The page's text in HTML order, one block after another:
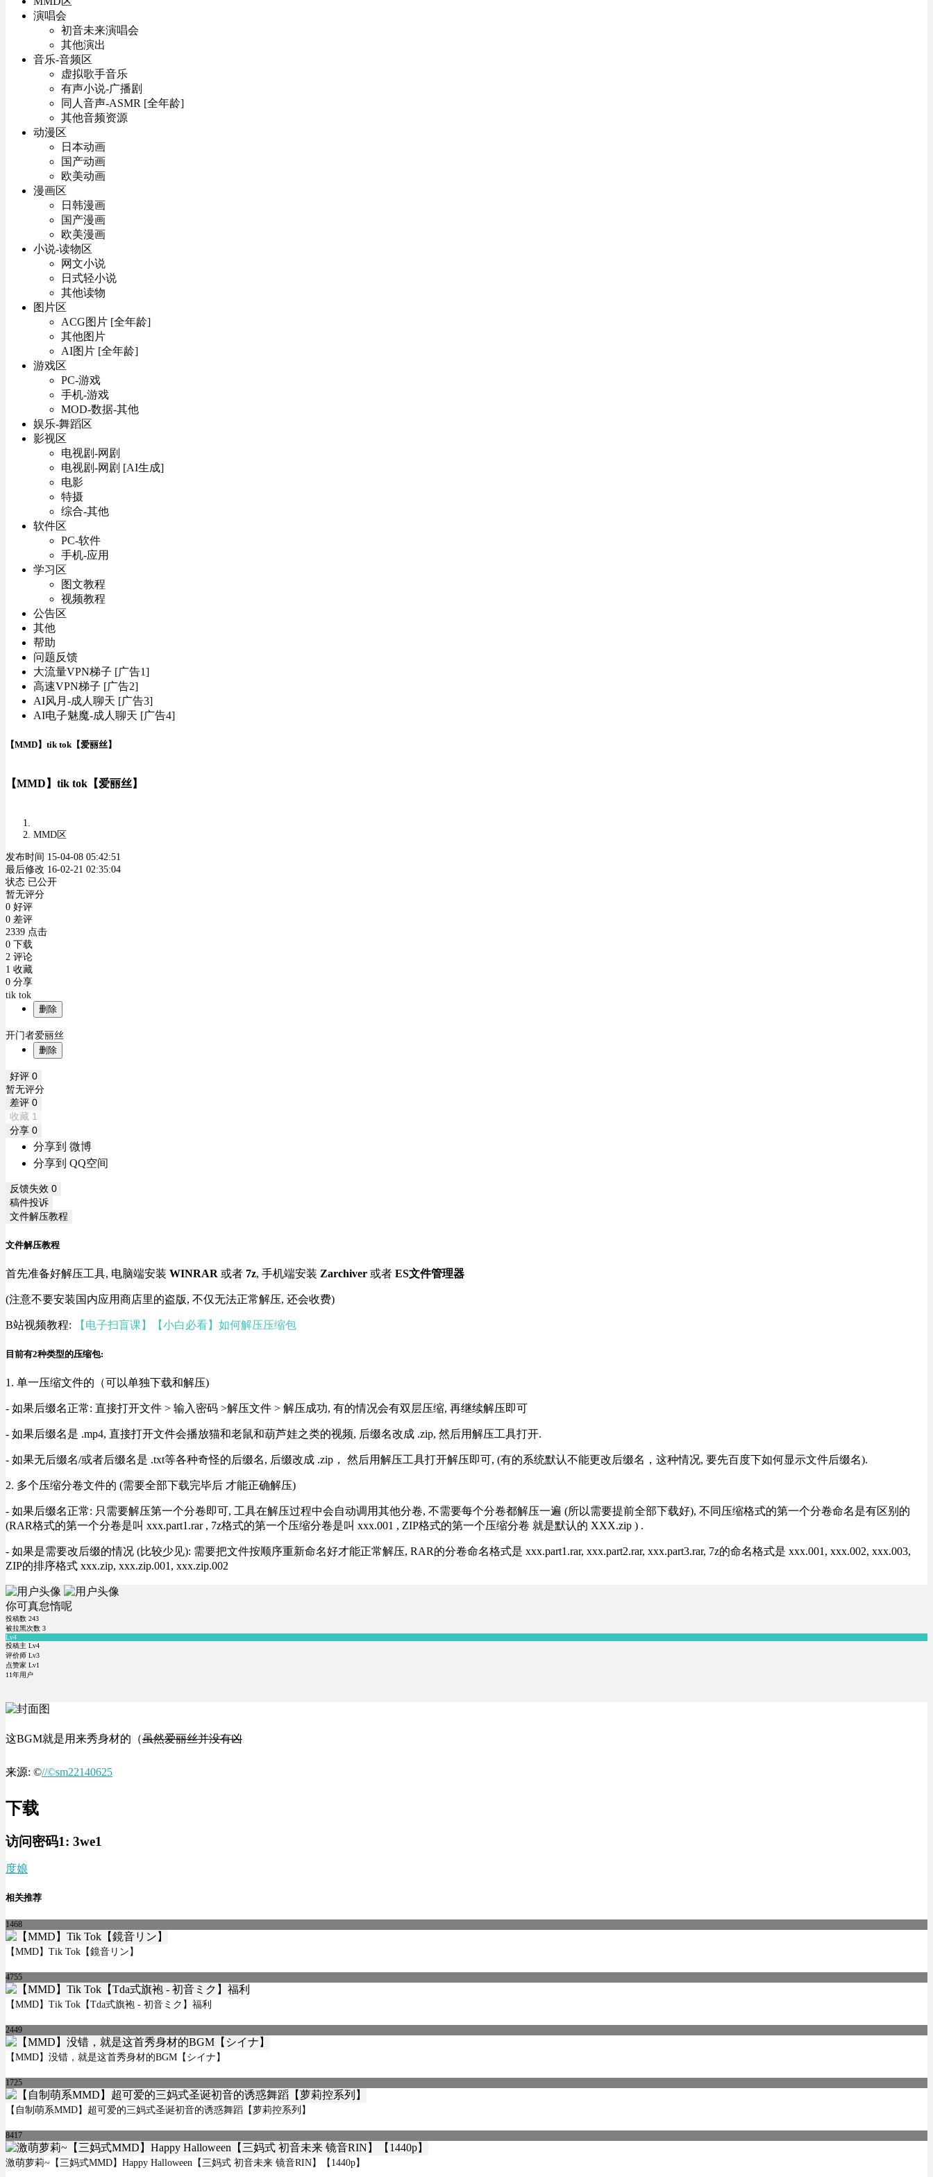
演唱会
初音未来演唱会
其他演出
音乐-音频区
虚拟歌手音乐
有声小说-广播剧
同人音声-ASMR [全年龄]
其他音频资源
动漫区
日本动画
国产动画
欧美动画
漫画区
日韩漫画
国产漫画
欧美漫画
小说-读物区
网文小说
日式轻小说
其他读物
图片区
ACG图片 [全年龄]
其他图片
AI图片 [全年龄]
游戏区
PC-游戏
手机-游戏
MOD-数据-其他
娱乐-舞蹈区
影视区
电视剧-网剧
电视剧-网剧 [AI生成]
电影
特摄
综合-其他
软件区
PC-软件
手机-应用
学习区
图文教程
视频教程
公告区
其他
帮助
问题反馈
大流量VPN梯子 [广告1]
高速VPN梯子 [广告2]
AI风月-成人聊天 [广告3]
AI电子魅魔-成人聊天 [广告4]
【MMD】tik tok【爱丽丝】
【MMD】tik tok【爱丽丝】
MMD区
发布时间 15-04-08 05:42:51
最后修改 16-02-21 02:35:04
状态 已公开
暂无评分
0 好评
0 差评
2339 点击
0 下载
2 评论
1 收藏
0 分享
tik tok
删除
开门者爱丽丝
删除
好评 0
暂无评分
差评 0
收藏 1
分享 0
分享到 微博
分享到 QQ空间
反馈失效 0
稿件投诉
文件解压教程
文件解压教程
首先准备好解压工具, 电脑端安装 WINRAR 或者 7z, 手机端安装 Zarchiver 或者 ES文件管理器
(注意不要安装国内应用商店里的盗版, 不仅无法正常解压, 还会收费)
B站视频教程: 【电子扫盲课】【小白必看】如何解压压缩包
目前有2种类型的压缩包:
1. 单一压缩文件的（可以单独下载和解压)
- 如果后缀名正常: 直接打开文件 > 输入密码 >解压文件 > 解压成功, 有的情况会有双层压缩, 再继续解压即可
- 如果后缀名是 .mp4, 直接打开文件会播放猫和老鼠和葫芦娃之类的视频, 后缀名改成 .zip, 然后用解压工具打开.
- 如果无后缀名/或者后缀名是 .txt等各种奇怪的后缀名, 后缀改成 .zip， 然后用解压工具打开解压即可, (有的系统默认不能更改后缀名，这种情况, 要先百度下如何显示文件后缀名).
2. 多个压缩分卷文件的 (需要全部下载完毕后 才能正确解压)
- 如果后缀名正常: 只需要解压第一个分卷即可, 工具在解压过程中会自动调用其他分卷, 不需要每个分卷都解压一遍 (所以需要提前全部下载好), 不同压缩格式的第一个分卷命名是有区别的
(RAR格式的第一个分卷是叫 xxx.part1.rar , 7z格式的第一个压缩分卷是叫 xxx.001 , ZIP格式的第一个压缩分卷 就是默认的 XXX.zip ) .
- 如果是需要改后缀的情况 (比较少见): 需要把文件按顺序重新命名好才能正常解压, RAR的分卷命名格式是 xxx.part1.rar, xxx.part2.rar, xxx.part3.rar, 7z的命名格式是 xxx.001, xxx.002, xxx.003,
ZIP的排序格式 xxx.zip, xxx.zip.001, xxx.zip.002
你可真怠惰呢
投稿数 243
被拉黑次数 3
Lv4
投稿主 Lv4
评价师 Lv3
点赞家 Lv1
11年用户
这BGM就是用来秀身材的（虽然爱丽丝并没有凶
来源: ©//©sm22140625
下载
访问密码1: 3we1
度娘
相关推荐
1468
【MMD】Tik Tok【鏡音リン】
4755
【MMD】Tik Tok【Tda式旗袍 - 初音ミク】福利
2449
【MMD】没错，就是这首秀身材的BGM【シイナ】
1725
【自制萌系MMD】超可爱的三妈式圣诞初音的诱惑舞蹈【萝莉控系列】
8417
激萌萝莉~【三妈式MMD】Happy Halloween【三妈式 初音未来 镜音RIN】【1440p】